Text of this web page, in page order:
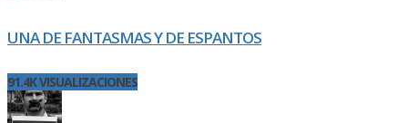
UNA DE FANTASMAS Y DE ESPANTOS
91.4K VISUALIZACIONES